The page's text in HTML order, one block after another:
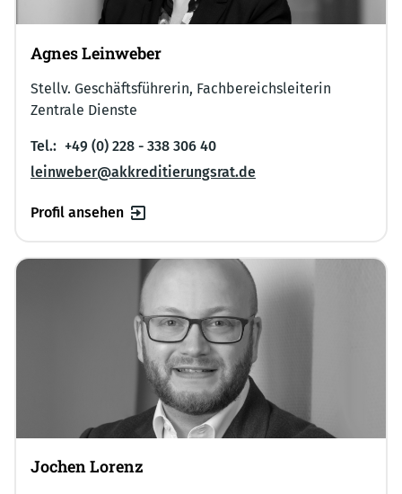
Agnes Leinweber
Stellv. Geschäftsführerin, Fachbereichsleiterin
Zentrale Dienste
Tel.: +49 (0) 228 - 338 306 40
leinweber@akkreditierungsrat.de
Profil ansehen
Jochen Lorenz